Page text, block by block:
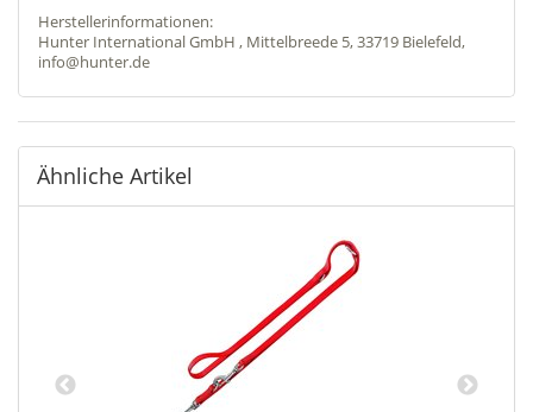
Herstellerinformationen:
Hunter International GmbH , Mittelbreede 5, 33719 Bielefeld,
info@hunter.de
Ähnliche Artikel